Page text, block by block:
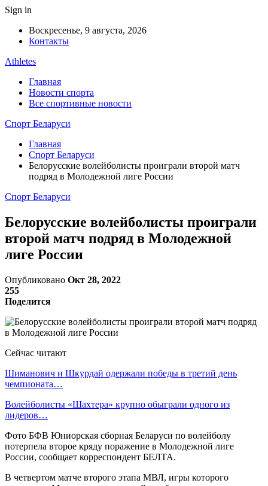
Sign in
Воскресенье, 9 августа, 2026
Контакты
Athletes
Главная
Новости спорта
Все спортивные новости
Спорт Беларуси
Главная
Спорт Беларуси
Белорусские волейболисты проиграли второй матч
подряд в Молодежной лиге России
Спорт Беларуси
Белорусские волейболисты проиграли
второй матч подряд в Молодежной
лиге России
Опубликовано Окт 28, 2022
255
Поделится
Сейчас читают
Шиманович и Шкурдай одержали победы в третий день
чемпионата…
Волейболисты «Шахтера» крупно обыграли одного из
лидеров…
Фото БФВ Юниорская сборная Беларуси по волейболу
потерпела второе кряду поражение в Молодежной лиге
России, сообщает корреспондент БЕЛТА.
В четвертом матче второго этапа МВЛ, игры которого